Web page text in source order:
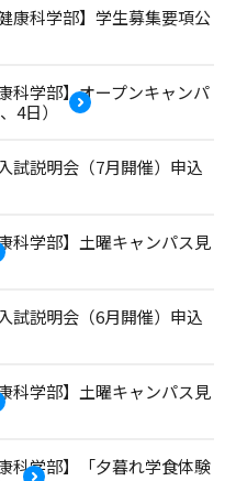
康科学部】学生募集要項公
科学部】オープンキャンパ
4日）
試説明会（7月開催）申込
科学部】土曜キャンパス見
試説明会（6月開催）申込
科学部】土曜キャンパス見
科学部】「夕暮れ学食体験